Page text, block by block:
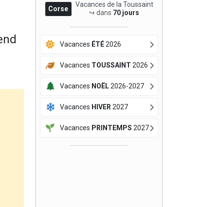
Corse
Vacances de la Toussaint
↪ dans 70 jours
Vacances ÉTÉ2026
Vacances TOUSSAINT 2026
Vacances NOËL2026-2027
Vacances HIVER 2027
Vacances PRINTEMPS 2027